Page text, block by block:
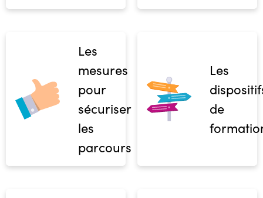
Les
mesures
pour
sécuriser
les
parcours
Les
de